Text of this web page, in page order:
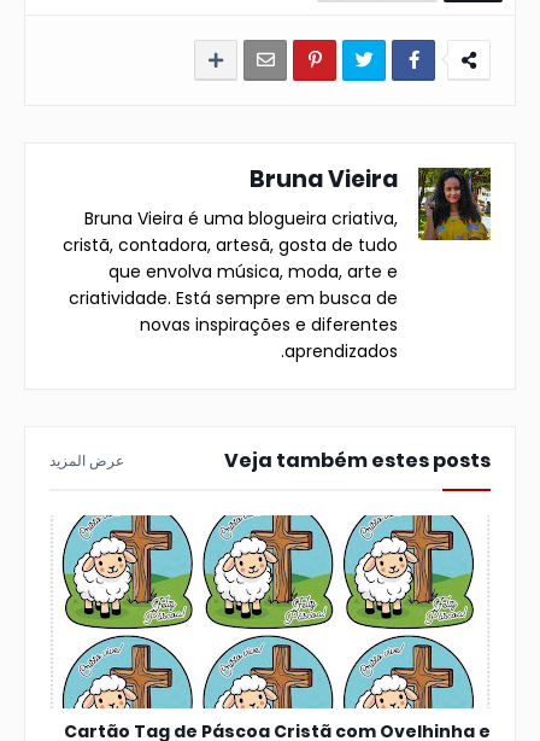
Bruna Vieira
Bruna Vieira é uma blogueira criativa,
cristã, contadora, artesã, gosta de tudo
que envolva música, moda, arte e
criatividade. Está sempre em busca de
novas inspirações e diferentes
aprendizados.
Veja também estes posts عرض المزيد
Cartão Tag de Páscoa Cristã com Ovelhinha e